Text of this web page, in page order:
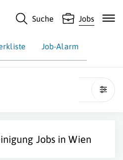
Suche Jobs
Job-Alarm
Jobs inWien